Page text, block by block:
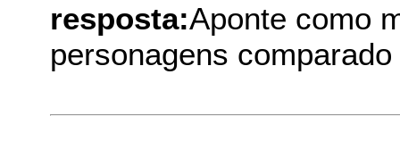
resposta:Aponte como
personagens